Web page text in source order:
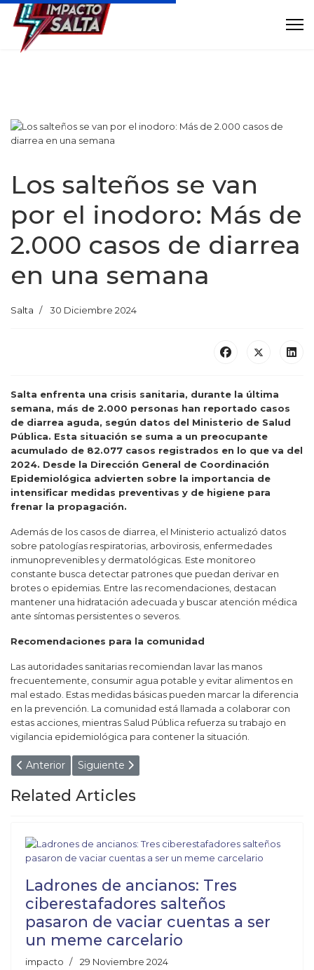
Los salteños se van
por el inodoro: Más de
2.000 casos de diarrea
en una semana
Salta 30 Diciembre 2024
Salta enfrenta una crisis sanitaria, durante la última
semana, más de 2.000 personas han reportado casos
de diarrea aguda, según datos del Ministerio de Salud
Pública. Esta situación se suma a un preocupante
acumulado de 82.077 casos registrados en lo que va del
2024. Desde la Dirección General de Coordinación
Epidemiológica advierten sobre la importancia de
intensificar medidas preventivas y de higiene para
frenar la propagación.
Además de los casos de diarrea, el Ministerio actualizó datos
sobre patologías respiratorias, arbovirosis, enfermedades
inmunoprevenibles y dermatológicas. Este monitoreo
constante busca detectar patrones que puedan derivar en
brotes o epidemias. Entre las recomendaciones, destacan
mantener una hidratación adecuada y buscar atención médica
ante síntomas persistentes o severos.
Recomendaciones para la comunidad
Las autoridades sanitarias recomiendan lavar las manos
frecuentemente, consumir agua potable y evitar alimentos en
mal estado. Estas medidas básicas pueden marcar la diferencia
en la prevención. La comunidad está llamada a colaborar con
estas acciones, mientras Salud Pública refuerza su trabajo en
vigilancia epidemiológica para contener la situación.
Artículo anterior: Horror en Salta: Rescataron en una mujer
Anterior Artículo siguiente: Es oficial la ley para la
Siguiente
Related Articles
Ladrones de ancianos: Tres
ciberestafadores salteños
pasaron de vaciar cuentas a ser
un meme carcelario
impacto 29 Noviembre 2024